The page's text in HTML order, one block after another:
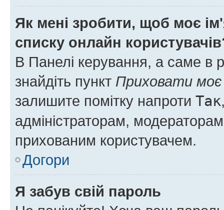
Як мені зробити, щоб моє
списку онлайн
В Панелі керування, а саме в
знайдіть пункт Приховати моє
залишите помітку напроти Так
адміністраторам,
прихованим користувачем.
Догори
Я забув свій пароль